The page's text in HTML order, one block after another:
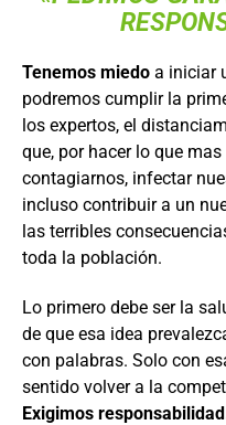
Tenemos miedo a iniciar
podremos cumplir la
los expertos, el
que, por hacer lo que
contagiarnos, infectar
incluso contribuir a un
las terribles
toda la población.
Lo primero debe ser la
de que esa idea
con palabras. Solo con
sentido volver a la
Exigimos